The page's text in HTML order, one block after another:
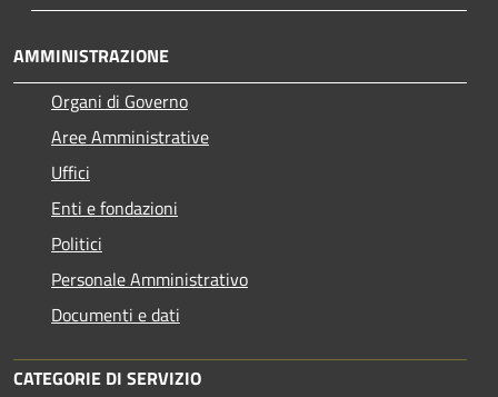
AMMINISTRAZIONE
Organi di Governo
Aree Amministrative
Uffici
Enti e fondazioni
Politici
Personale Amministrativo
Documenti e dati
CATEGORIE DI SERVIZIO